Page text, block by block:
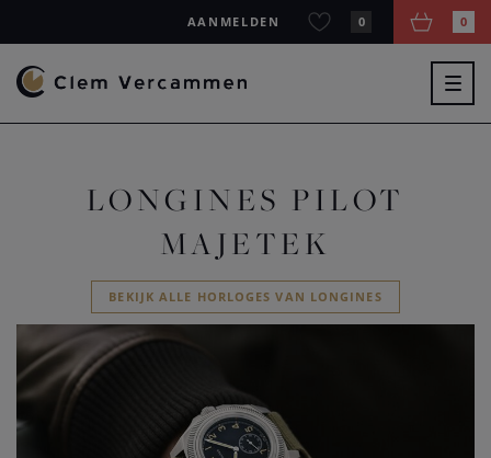
AANMELDEN 0 0
LONGINES PILOT
MAJETEK
BEKIJK ALLE HORLOGES VAN LONGINES